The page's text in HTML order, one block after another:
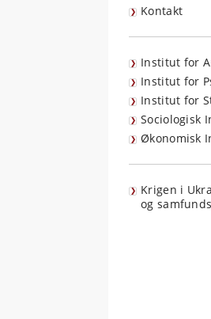
Kontakt
Institut for
Institut for
Institut for
Sociologisk
Økonomisk
Krigen i
og